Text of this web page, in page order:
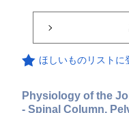
ほしいものリストに
Physiology of the
- Spinal Column,